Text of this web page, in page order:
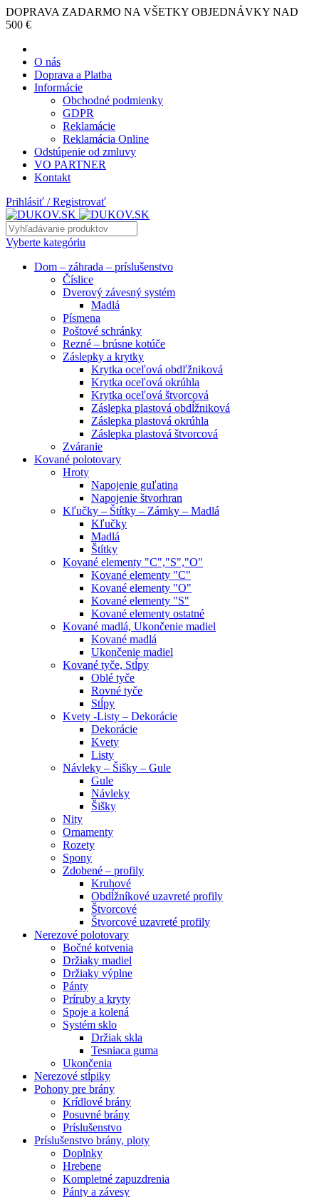
DOPRAVA ZADARMO NA VŠETKY OBJEDNÁVKY NAD
500 €
O nás
Doprava a Platba
Informácie
Obchodné podmienky
GDPR
Reklamácie
Reklamácia Online
Odstúpenie od zmluvy
VO PARTNER
Kontakt
Prihlásiť / Registrovať
Vyberte kategóriu
Dom – záhrada – príslušenstvo
Číslice
Dverový závesný systém
Madlá
Písmena
Poštové schránky
Rezné – brúsne kotúče
Záslepky a krytky
Krytka oceľová obdľžniková
Krytka oceľová okrúhla
Krytka oceľová štvorcová
Záslepka plastová obdĺžniková
Záslepka plastová okrúhla
Záslepka plastová štvorcová
Zváranie
Kované polotovary
Hroty
Napojenie guľatina
Napojenie štvorhran
Kľučky – Štítky – Zámky – Madlá
Kľučky
Madlá
Štítky
Kované elementy "C","S","O"
Kované elementy "C"
Kované elementy "O"
Kované elementy "S"
Kované elementy ostatné
Kované madlá, Ukončenie madiel
Kované madlá
Ukončenie madiel
Kované tyče, Stĺpy
Oblé tyče
Rovné tyče
Stĺpy
Kvety -Listy – Dekorácie
Dekorácie
Kvety
Listy
Návleky – Šišky – Gule
Gule
Návleky
Šišky
Nity
Ornamenty
Rozety
Spony
Zdobené – profily
Kruhové
Obdĺžníkové uzavreté profily
Štvorcové
Štvorcové uzavreté profily
Nerezové polotovary
Bočné kotvenia
Držiaky madiel
Držiaky výplne
Pánty
Príruby a kryty
Spoje a kolená
Systém sklo
Držiak skla
Tesniaca guma
Ukončenia
Nerezové stĺpiky
Pohony pre brány
Krídlové brány
Posuvné brány
Príslušenstvo
Príslušenstvo brány, ploty
Doplnky
Hrebene
Kompletné zapuzdrenia
Pánty a závesy